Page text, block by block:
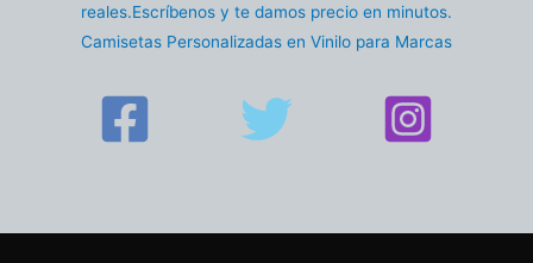
reales.Escríbenos y te damos precio en minutos.
Camisetas Personalizadas en Vinilo para Marcas